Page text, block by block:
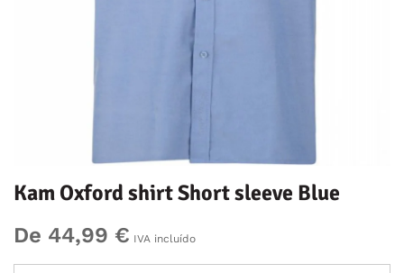
Kam Oxford shirt Short sleeve Blue
De 44,99 € IVA incluído